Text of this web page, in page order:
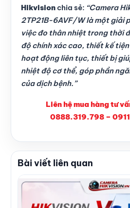
Hikvision chia sẻ: “Camera
2TP21B-6AVF/W là một giải
việc đo thân nhiệt trong thời
độ chính xác cao, thiết kế
hoạt động liên tục, thiết bị
nhiệt độ cơ thể, góp phần
của dịch bệnh.”
Liên hệ mua hàng tư
0888.319.798 –
Bài viết liên quan